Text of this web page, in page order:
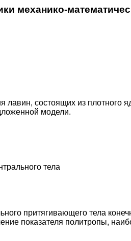
механико-
состоящих из плотного
модели.
тела
притягивающего тела
показателя политропы,